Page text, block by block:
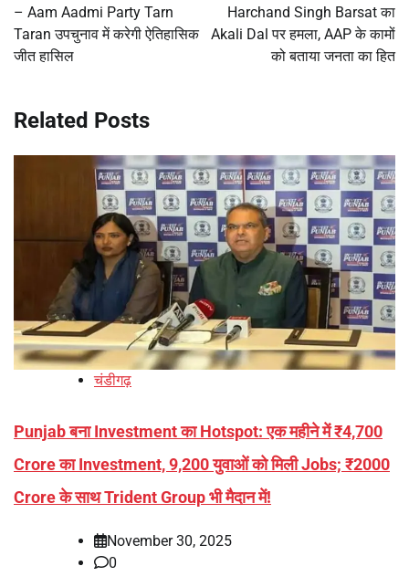
– Aam Aadmi Party Tarn
Taran उपचुनाव में करेगी ऐतिहासिक
जीत हासिल
Harchand Singh Barsat का
Akali Dal पर हमला, AAP के कामों
को बताया जनता का हित
Related Posts
चंडीगढ़
Punjab बना Investment का Hotspot: एक महीने में ₹4,700
Crore का Investment, 9,200 युवाओं को मिली Jobs; ₹2000
Crore के साथ Trident Group भी मैदान में!
November 30, 2025
0